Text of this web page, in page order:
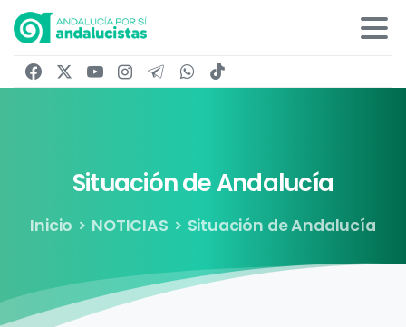
SituacióndeAndalucía
Inicio NOTICIAS Situación de Andalucía